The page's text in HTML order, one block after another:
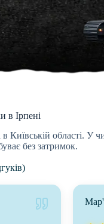
в Ірпені
Київській області.
без затримок.